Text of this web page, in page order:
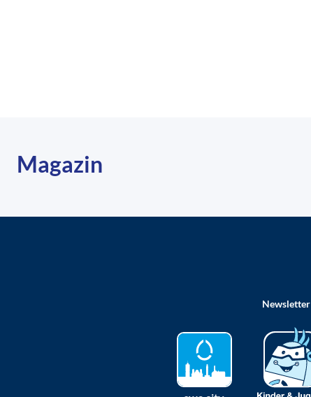
Magazin
Newsletter